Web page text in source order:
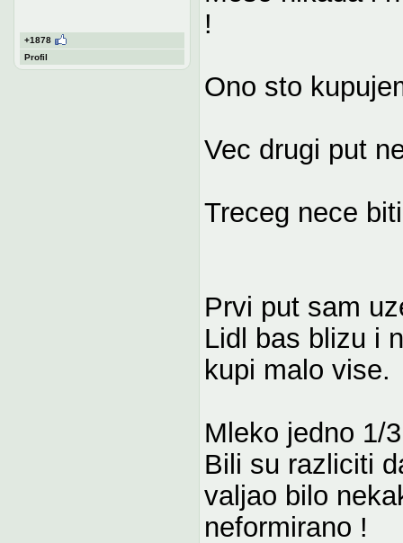
+1878
Profil
!
Ono sto
Vec drugi put
Treceg nece
Prvi put sam
Lidl bas blizu i
kupi malo vise.
Mleko jedno 1/
Bili su razliciti
valjao bilo
neformirano !